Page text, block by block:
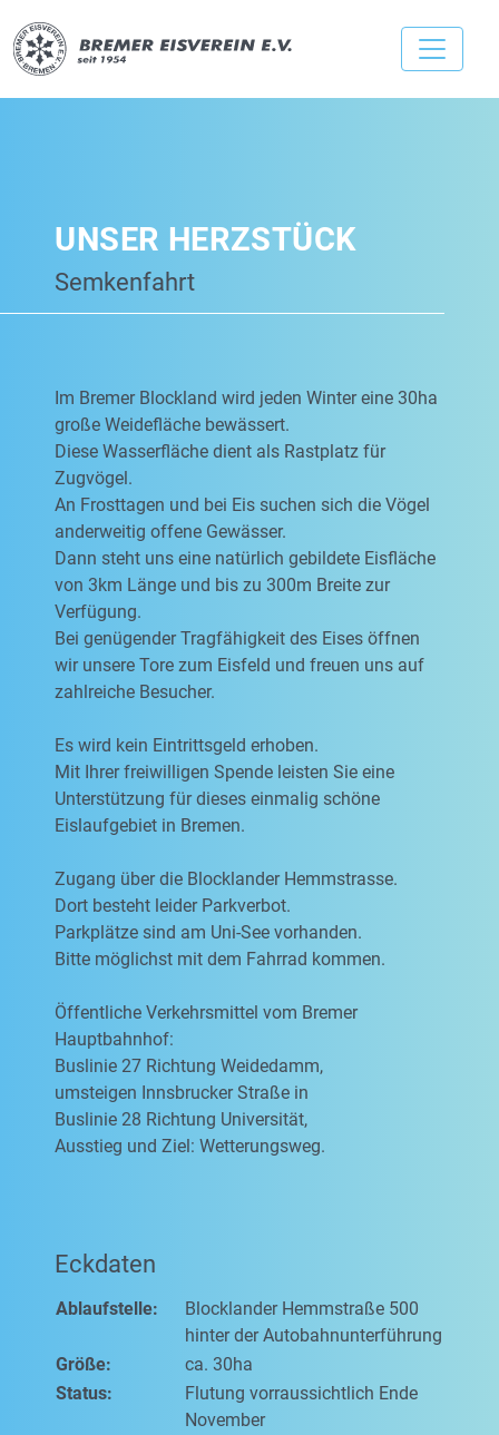
UNSER HERZSTÜCK
Semkenfahrt
Im Bremer Blockland wird jeden Winter eine 30ha
große Weidefläche bewässert.
Diese Wasserfläche dient als Rastplatz für
Zugvögel.
An Frosttagen und bei Eis suchen sich die Vögel
anderweitig offene Gewässer.
Dann steht uns eine natürlich gebildete Eisfläche
von 3km Länge und bis zu 300m Breite zur
Verfügung.
Bei genügender Tragfähigkeit des Eises öffnen
wir unsere Tore zum Eisfeld und freuen uns auf
zahlreiche Besucher.
Es wird kein Eintrittsgeld erhoben.
Mit Ihrer freiwilligen Spende leisten Sie eine
Unterstützung für dieses einmalig schöne
Eislaufgebiet in Bremen.
Zugang über die Blocklander Hemmstrasse.
Dort besteht leider Parkverbot.
Parkplätze sind am Uni-See vorhanden.
Bitte möglichst mit dem Fahrrad kommen.
Öffentliche Verkehrsmittel vom Bremer
Hauptbahnhof:
Buslinie 27 Richtung Weidedamm,
umsteigen Innsbrucker Straße in
Buslinie 28 Richtung Universität,
Ausstieg und Ziel: Wetterungsweg.
Eckdaten
Ablaufstelle:
Blocklander Hemmstraße 500
hinter der Autobahnunterführung
Größe:
ca. 30ha
Status:
Flutung vorraussichtlich Ende
November